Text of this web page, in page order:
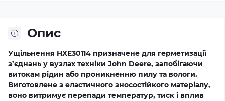
Опис
Ущільнення HXE30114 призначене для герметизації
з’єднань у вузлах техніки John Deere, запобігаючи
витокам рідин або проникненню пилу та вологи.
Виготовлене з еластичного зносостійкого матеріалу,
воно витримує перепади температур, тиск і вплив